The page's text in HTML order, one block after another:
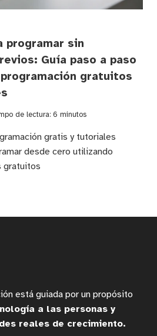
programar sin
Guía paso a paso
gratuitos
de lectura: 6 minutos
gratis y tutoriales
desde cero utilizando
gratuitos
está guiada por un propósito
a las personas y
reales de crecimiento.